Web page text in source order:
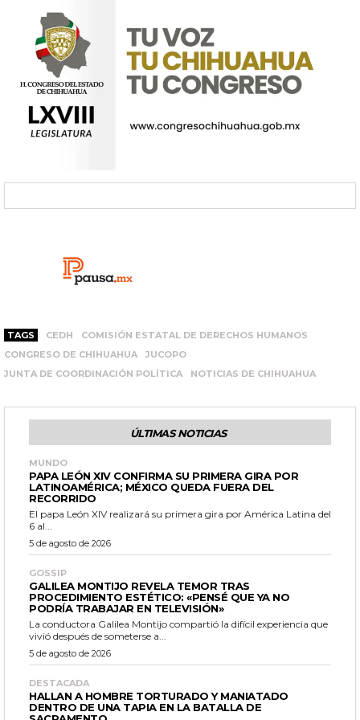
TAGS CEDH
COMISIÓN ESTATAL DE DERECHOS HUMANOS
CONGRESO DE CHIHUAHUA
JUCOPO
JUNTA DE COORDINACIÓN POLÍTICA
NOTICIAS DE CHIHUAHUA
ÚLTIMAS NOTICIAS
MUNDO
PAPA LEÓN XIV CONFIRMA SU PRIMERA GIRA POR
LATINOAMÉRICA; MÉXICO QUEDA FUERA DEL
RECORRIDO
El papa León XIV realizará su primera gira por América Latina del
6 al...
5 de agosto de 2026
GOSSIP
GALILEA MONTIJO REVELA TEMOR TRAS
PROCEDIMIENTO ESTÉTICO: «PENSÉ QUE YA NO
PODRÍA TRABAJAR EN TELEVISIÓN»
La conductora Galilea Montijo compartió la difícil experiencia que
vivió después de someterse a...
5 de agosto de 2026
DESTACADA
HALLAN A HOMBRE TORTURADO Y MANIATADO
DENTRO DE UNA TAPIA EN LA BATALLA DE